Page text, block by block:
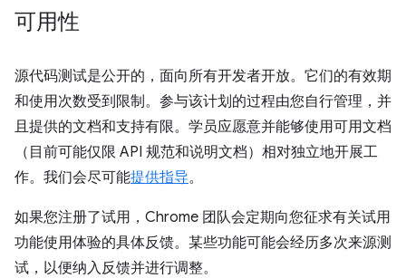
可用性
源代码测试是公开的，面向所有开发者开放。它们的有效期
和使用次数受到限制。参与该计划的过程由您自行管理，并
且提供的文档和支持有限。学员应愿意并能够使用可用文档
（目前可能仅限 API 规范和说明文档）相对独立地开展工
作。我们会尽可能提供指导。
如果您注册了试用，Chrome 团队会定期向您征求有关试用
功能使用体验的具体反馈。某些功能可能会经历多次来源测
试，以便纳入反馈并进行调整。